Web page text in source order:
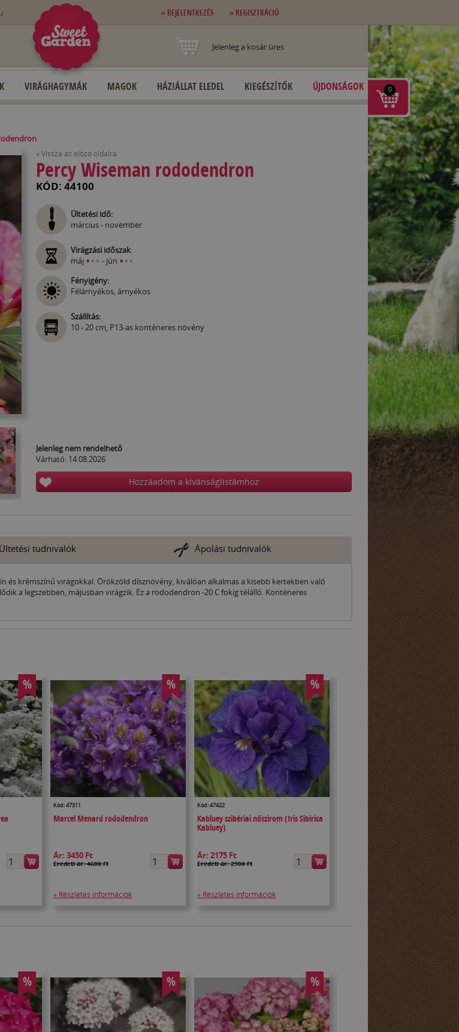
» BEJELENTKEZÉS » REGISZTRÁCIÓ
Jelenleg a kosár üres
VIRÁGHAGYMÁK MAGOK HÁZIÁLLAT ELEDEL KIEGÉSZÍTŐK ÚJDONSÁGOK
« Vissza az előző oldalra
Percy Wiseman rododendron
KÓD: 44100
Ültetési idő:
március - november
Virágzási időszak:
máj ••• - jún •••
Fényigény:
Félárnyékos, árnyékos
Szállítás:
10 - 20 cm, P13-as konténeres növény
Jelenleg nem rendelhető
Várható: 14.08.2026
Hozzáadom a kívánságlistámhoz
Ültetési tudnivalók Ápolási tudnivalók
és krémszínű virágokkal. Örökzöld dísznövény, kiválóan alkalmas a kisebb kertekben való
a legszebben, májusban virágzik. Ez a rododendron -20 C fokig télálló. Konténeres
% %
Kód: 47311
Marcel Menard rododendron
Ár:3450 Ft
Eredeti ár: 4600 Ft
» Részletes információk
%
Kód: 47422
Kabluey szibériai nőszirom (Iris Sibirica
Kabluey)
Ár:2175 Ft
Eredeti ár: 2900 Ft
» Részletes információk
% % %
0